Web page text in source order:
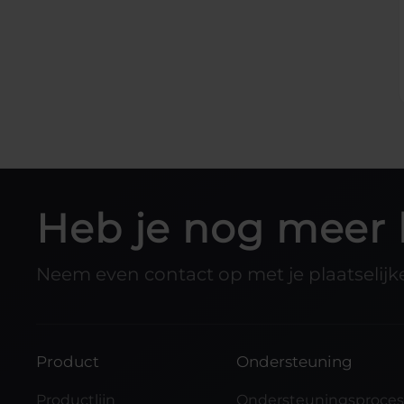
Heb je nog
Neem even contact op met je
Product
Productlijn
Ondersteuning
Ondersteuningsproces